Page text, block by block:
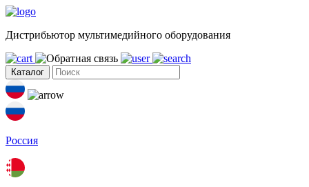
Дистрибьютор мультимедийного оборудования
Каталог
Россия